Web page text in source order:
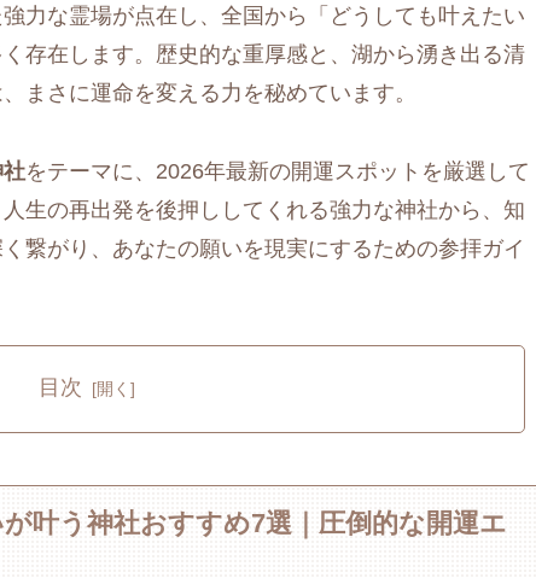
力な霊場が点在し、全国から「どうしても叶えたい
存在します。歴史的な重厚感と、湖から湧き出る清
まさに運命を変える力を秘めています。
をテーマに、2026年最新の開運スポットを厳選して
生の再出発を後押ししてくれる強力な神社から、知
繋がり、あなたの願いを現実にするための参拝ガイ
目次
が叶う神社おすすめ7選｜圧倒的な開運エ